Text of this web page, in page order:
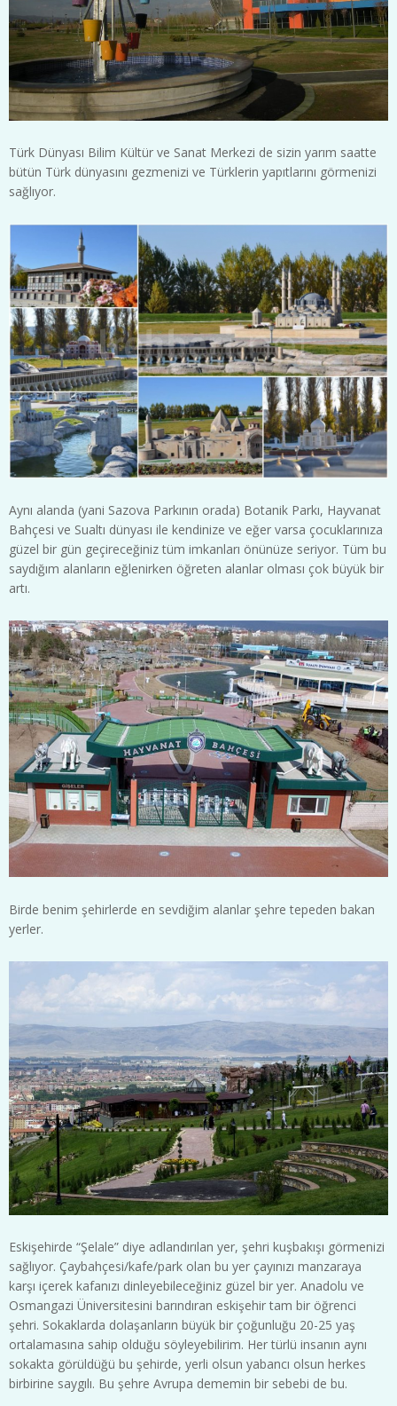
Türk Dünyası Bilim Kültür ve Sanat Merkezi de sizin yarım saatte
bütün Türk dünyasını gezmenizi ve Türklerin yapıtlarını görmenizi
sağlıyor.
Aynı alanda (yani Sazova Parkının orada) Botanik Parkı, Hayvanat
Bahçesi ve Sualtı dünyası ile kendinize ve eğer varsa çocuklarınıza
güzel bir gün geçireceğiniz tüm imkanları önünüze seriyor. Tüm bu
saydığım alanların eğlenirken öğreten alanlar olması çok büyük bir
artı.
Birde benim şehirlerde en sevdiğim alanlar şehre tepeden bakan
yerler.
Eskişehirde “Şelale” diye adlandırılan yer, şehri kuşbakışı görmenizi
sağlıyor. Çaybahçesi/kafe/park olan bu yer çayınızı manzaraya
karşı içerek kafanızı dinleyebileceğiniz güzel bir yer. Anadolu ve
Osmangazi Üniversitesini barındıran eskişehir tam bir öğrenci
şehri. Sokaklarda dolaşanların büyük bir çoğunluğu 20-25 yaş
ortalamasına sahip olduğu söyleyebilirim. Her türlü insanın aynı
sokakta görüldüğü bu şehirde, yerli olsun yabancı olsun herkes
birbirine saygılı. Bu şehre Avrupa dememin bir sebebi de bu.